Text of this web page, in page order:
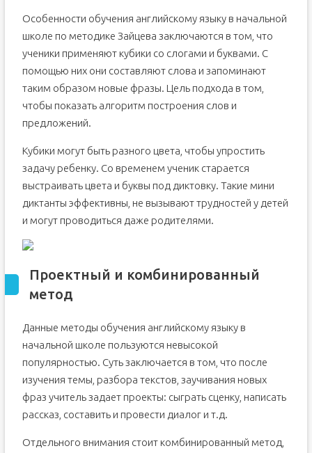
Особенности обучения английскому языку в начальной
школе по методике Зайцева заключаются в том, что
ученики применяют кубики со слогами и буквами. С
помощью них они составляют слова и запоминают
таким образом новые фразы. Цель подхода в том,
чтобы показать алгоритм построения слов и
предложений.
Кубики могут быть разного цвета, чтобы упростить
задачу ребенку. Со временем ученик старается
выстраивать цвета и буквы под диктовку. Такие мини
диктанты эффективны, не вызывают трудностей у детей
и могут проводиться даже родителями.
Проектный и комбинированный
метод
Данные методы обучения английскому языку в
начальной школе пользуются невысокой
популярностью. Суть заключается в том, что после
изучения темы, разбора текстов, заучивания новых
фраз учитель задает проекты: сыграть сценку, написать
рассказ, составить и провести диалог и т.д.
Отдельного внимания стоит комбинированный метод,